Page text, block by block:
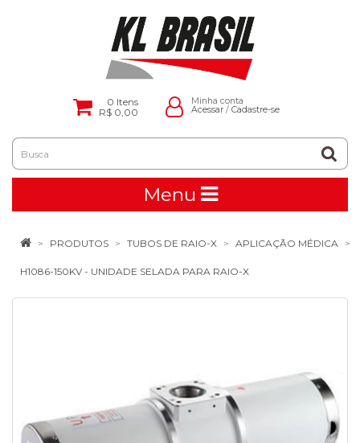
0 Itens
R$ 0,00
Minha conta
Acessar/ Cadastre-se
Menu
PRODUTOS TUBOS DE RAIO-X APLICAÇÃO MÉDICA
H1086-150KV - UNIDADE SELADA PARA RAIO-X